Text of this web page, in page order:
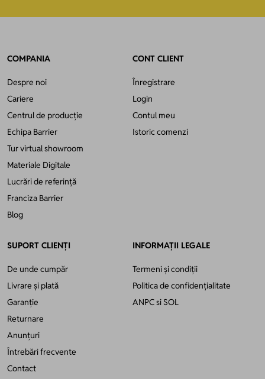
COMPANIA
Despre noi
Cariere
Centrul de producție
Echipa Barrier
Tur virtual showroom
Materiale Digitale
Lucrări de referință
Franciza Barrier
Blog
CONT CLIENT
Înregistrare
Login
Contul meu
Istoric comenzi
SUPORT CLIENȚI
De unde cumpăr
Livrare și plată
Garanție
Returnare
Anunțuri
Întrebări frecvente
Contact
INFORMAȚII LEGALE
Termeni și condiții
Politica de confidențialitate
ANPCsi SOL